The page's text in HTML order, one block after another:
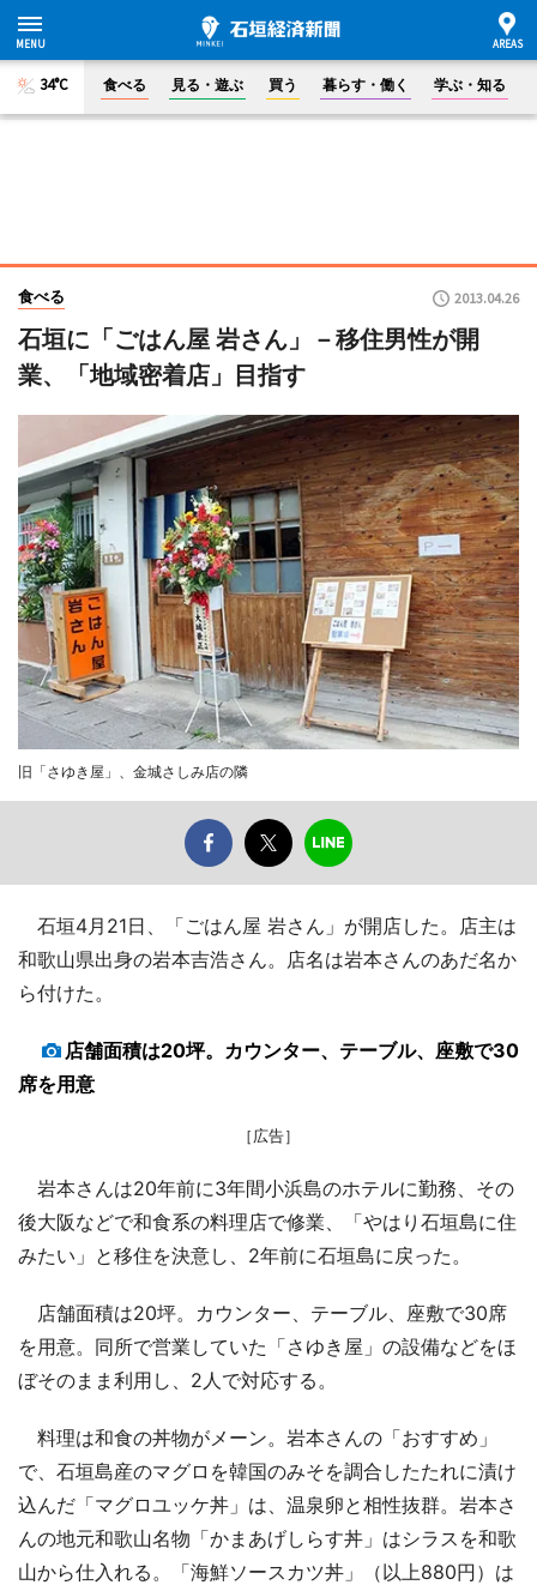
34°C 食べる 見る・遊ぶ 買う 暮らす・働く 学ぶ・知る
食べる 2013.04.26
石垣に「ごはん屋 岩さん」－移住男性が開
業、「地域密着店」目指す
旧「さゆき屋」、金城さしみ店の隣
石垣4月21日、「ごはん屋 岩さん」が開店した。店主は
和歌山県出身の岩本吉浩さん。店名は岩本さんのあだ名か
ら付けた。
店舗面積は20坪。カウンター、テーブル、座敷で30
席を用意
［広告］
岩本さんは20年前に3年間小浜島のホテルに勤務、その
後大阪などで和食系の料理店で修業、「やはり石垣島に住
みたい」と移住を決意し、2年前に石垣島に戻った。
店舗面積は20坪。カウンター、テーブル、座敷で30席
を用意。同所で営業していた「さゆき屋」の設備などをほ
ぼそのまま利用し、2人で対応する。
料理は和食の丼物がメーン。岩本さんの「おすすめ」
で、石垣島産のマグロを韓国のみそを調合したたれに漬け
込んだ「マグロユッケ丼」は、温泉卵と相性抜群。岩本さ
んの地元和歌山名物「かまあげしらす丼」はシラスを和歌
山から仕入れる。「海鮮ソースカツ丼」（以上880円）は